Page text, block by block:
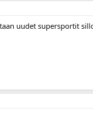
uudet supersportit